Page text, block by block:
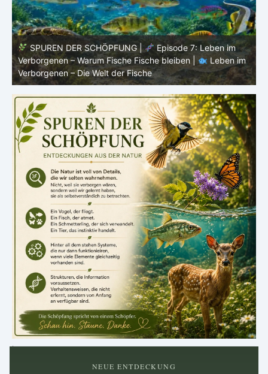
SPUREN DER SCHÖPFUNG |
Episode 6:
Fortpflanzung im offenen Raum – Ordnung ohne Nest |
Leben im Verborgenen – Die Welt der Fische
.
NEUE ENTDECKUNG